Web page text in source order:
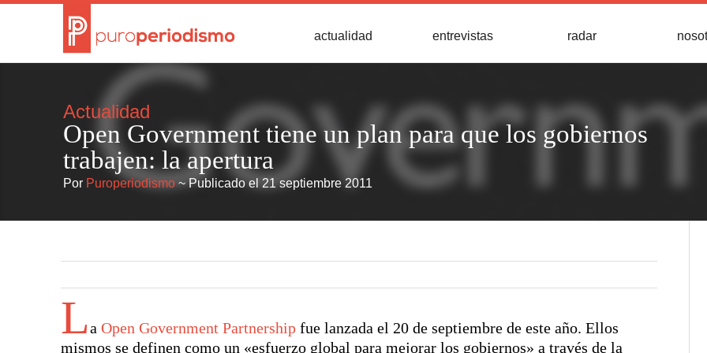
actualidad entrevistas radar
Actualidad
Open Government tiene un plan para que los gobiernos
trabajen: la apertura
Por Puroperiodismo ~ Publicado el 21 septiembre 2011
LaOpen Government Partnership fue lanzada el 20 de septiembre de este año. Ellos
mismos se definen como un «esfuerzo global para mejorar los gobiernos» a través de la